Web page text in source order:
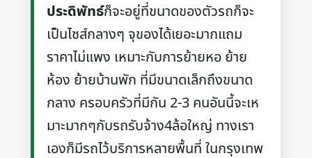
ประดิพัทธ์ก็จะอยู่ที่ขนาดของตัวรถก็จะ
เป็นไซส์กลางๆ จุของได้เยอะมากแถม
ราคาไม่แพง เหมาะกับการย้ายหอ ย้าย
ห้อง ย้ายบ้านพัก ที่มีขนาดเล็กถึงขนาด
กลาง ครอบครัวที่มีกัน 2-3 คนอันนี้จะเห
มาะมากๆกับรถรับจ้าง4ล้อใหญ่ ทางเรา
เองก็มีรถไว้บริการหลายพื้นที่ ในกรุงเทพ